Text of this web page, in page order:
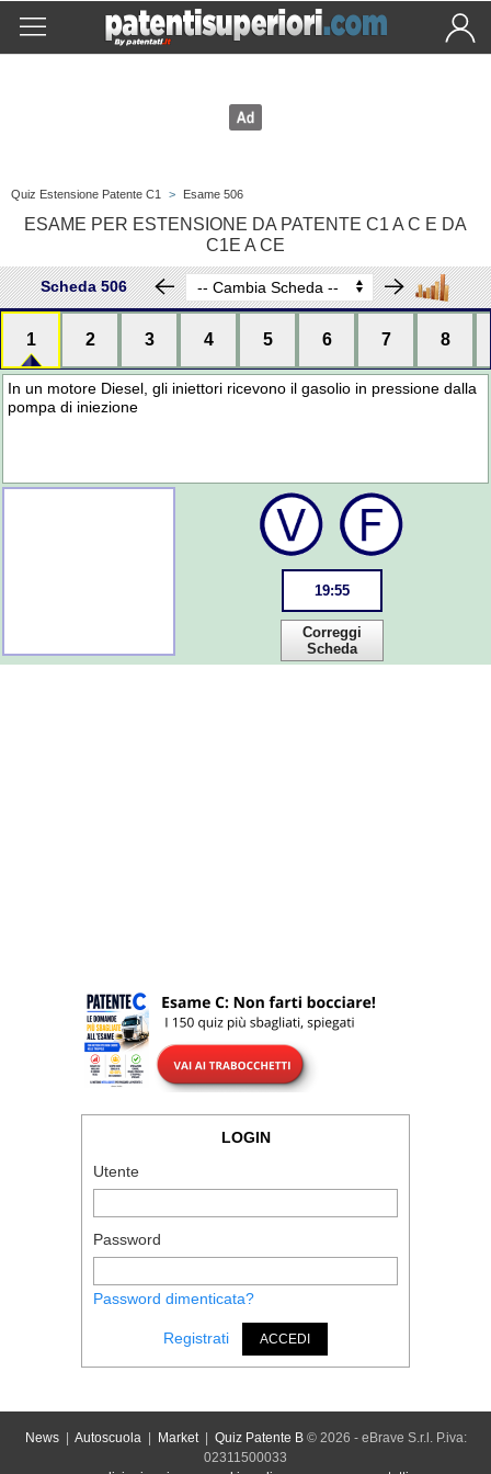
Quiz Estensione Patente C1 > Esame 506
ESAME PER ESTENSIONE DA PATENTE C1 A C E DA
C1E A CE
Scheda 506
1 2 3 4 5 6 7 8
In un motore Diesel, gli iniettori ricevono il gasolio in pressione dalla
pompa di iniezione
19:55
Correggi
Scheda
LOGIN
Utente
Password
Password dimenticata?
Registrati ACCEDI
News| Autoscuola| Market| Quiz Patente B© 2026 - eBrave S.r.l. P.iva:
02311500033